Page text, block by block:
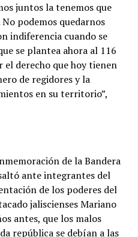
juntos la tenemos que
podemos quedarnos
indiferencia cuando se
se plantea ahora al 116
derecho que hoy tienen
de regidores y la
en su territorio”,
de la Bandera
ante integrantes del
de los poderes del
jaliscienses Mariano
antes, que los malos
república se debían a las